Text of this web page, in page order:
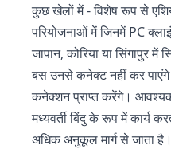
कुछ खेलों में - विशेष रूप से
परियोजनाओं में जिनमें PC
जापान, कोरिया या सिंगापुर
बस उनसे कनेक्ट नहीं कर
कनेक्शन प्राप्त करेंगे। आवश्यक
मध्यवर्ती बिंदु के रूप में कार्य
अधिक अनुकूल मार्ग से जाता है।